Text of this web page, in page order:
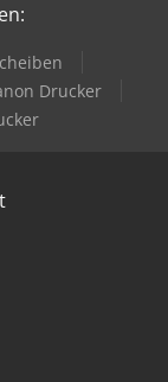
Drucker